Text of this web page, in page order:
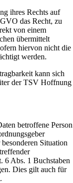
ihres Rechts auf
das Recht, zu
von einem
übermittelt
hiervon nicht die
werden.
kann sich
der TSV Hoffnung
betroffene Person
Situation
6 Abs. 1 Buchstaben
Dies gilt auch für